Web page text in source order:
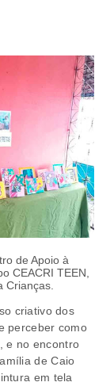
de Apoio à
CEACRI TEEN,
Crianças.
criativo dos
perceber como
e no encontro
de Caio
em tela